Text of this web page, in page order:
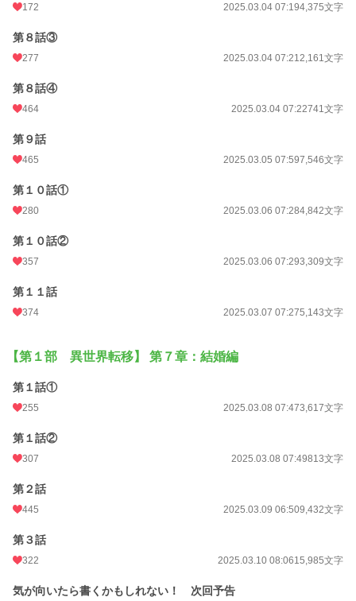
172 2025.03.04 07:194,375文字
第８話③
277 2025.03.04 07:212,161文字
第８話④
464 2025.03.04 07:22741文字
第９話
465 2025.03.05 07:597,546文字
第１０話①
280 2025.03.06 07:284,842文字
第１０話②
357 2025.03.06 07:293,309文字
第１１話
374 2025.03.07 07:275,143文字
【第１部 異世界転移】 第７章：結婚編
第１話①
255 2025.03.08 07:473,617文字
第１話②
307 2025.03.08 07:49813文字
第２話
445 2025.03.09 06:509,432文字
第３話
322 2025.03.10 08:0615,985文字
気が向いたら書くかもしれない！ 次回予告